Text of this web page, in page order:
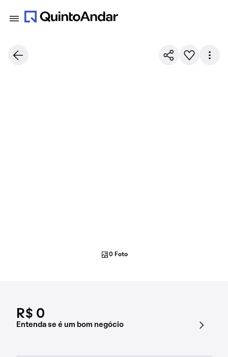
R$ 0
Entenda se é um bom negócio
0 Foto